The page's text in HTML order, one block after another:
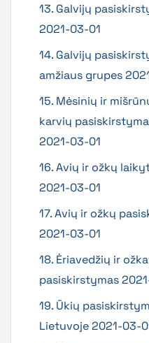
13. Galvijų
2021-03-01
14. Galvijų
amžiaus grupes
15. Mėsinių ir
karvių
2021-03-01
16. Avių ir ožkų
2021-03-01
17. Avių ir ožkų
2021-03-01
18. Ėriavedžių ir
pasiskirstymas
19. Ūkių
Lietuvoje 2021-03-